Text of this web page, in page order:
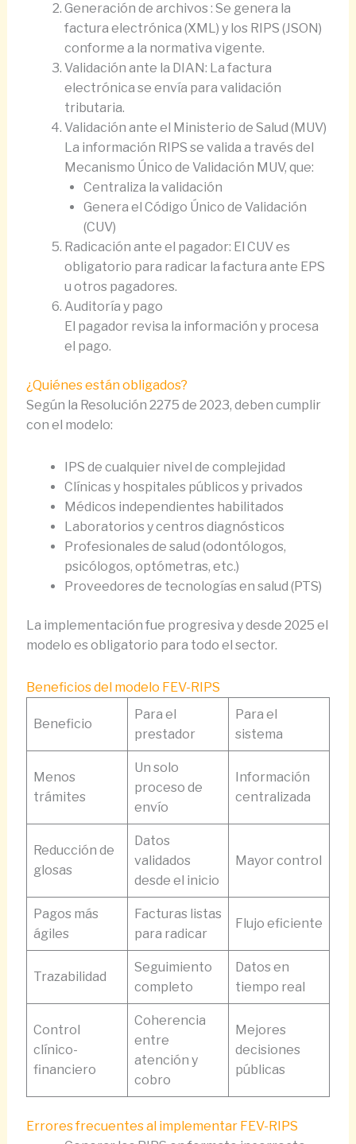
Generación de archivos : Se genera la
factura electrónica (XML) y los RIPS (JSON)
conforme a la normativa vigente.
Validación ante la DIAN: La factura
electrónica se envía para validación
tributaria.
Validación ante el Ministerio de Salud (MUV)
La información RIPS se valida a través del
Mecanismo Único de Validación MUV, que:
Centraliza la validación
Genera el Código Único de Validación
(CUV)
Radicación ante el pagador: El CUV es
obligatorio para radicar la factura ante EPS
u otros pagadores.
Auditoría y pago
El pagador revisa la información y procesa
el pago.
¿Quiénes están obligados?
Según la Resolución 2275 de 2023, deben cumplir
con el modelo:
IPS de cualquier nivel de complejidad
Clínicas y hospitales públicos y privados
Médicos independientes habilitados
Laboratorios y centros diagnósticos
Profesionales de salud (odontólogos,
psicólogos, optómetras, etc.)
Proveedores de tecnologías en salud (PTS)
La implementación fue progresiva y desde 2025 el
modelo es obligatorio para todo el sector.
Beneficios del modelo FEV-RIPS
Beneficio
Para el
prestador
Para el
sistema
Menos
trámites
Un solo
proceso de
envío
Información
centralizada
Reducción de
glosas
Datos
validados
desde el inicio
Mayor control
Pagos más
ágiles
Facturas listas
para radicar
Flujo eficiente
Trazabilidad
Seguimiento
completo
Datos en
tiempo real
Control
clínico-
financiero
Coherencia
entre
atención y
cobro
Mejores
decisiones
públicas
Errores frecuentes al implementar FEV-RIPS